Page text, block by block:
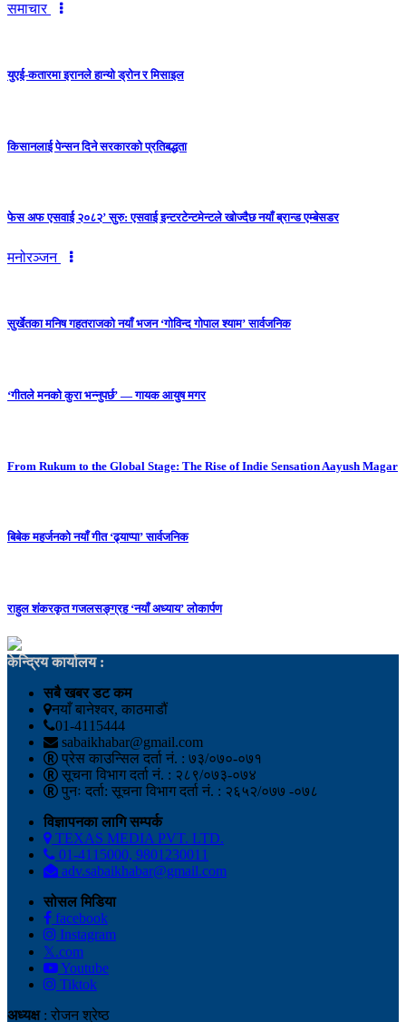
समाचार
युएई-कतारमा इरानले हान्यो ड्रोन र मिसाइल
किसानलाई पेन्सन दिने सरकारको प्रतिबद्धता
फेस अफ एसवाई २०८२’ सुरु: एसवाई इन्टरटेन्टमेन्टले खोज्दैछ नयाँ ब्रान्ड एम्बेसडर
मनोरञ्जन
सुर्खेतका मनिष गहतराजको नयाँ भजन ‘गोविन्द गोपाल श्याम’ सार्वजनिक
‘गीतले मनको कुरा भन्नुपर्छ’ — गायक आयुष मगर
From Rukum to the Global Stage: The Rise of Indie Sensation Aayush Magar
बिबेक महर्जनको नयाँ गीत ‘ढ्याप्पा’ सार्वजनिक
राहुल शंकरकृत गजलसङ्ग्रह ‘नयाँ अध्याय’ लोकार्पण
केन्द्रिय कार्यालय :
सबै खबर डट कम
नयाँ बानेश्वर, काठमाडौं
01-4115444
sabaikhabar@gmail.com
प्रेस काउन्सिल दर्ता नं. : ७३/०७०-०७१
सूचना विभाग दर्ता नं. : २८९/०७३-०७४
पुनः दर्ता: सूचना विभाग दर्ता नं. : २६५२/०७७ -०७८
विज्ञापनका लागि सम्पर्क
TEXAS MEDIA PVT. LTD.
01-4115000, 9801230011
adv.sabaikhabar@gmail.com
सोसल मिडिया
facebook
Instagram
𝕏.com
Youtube
Tiktok
अध्यक्ष: रोजन श्रेष्ठ